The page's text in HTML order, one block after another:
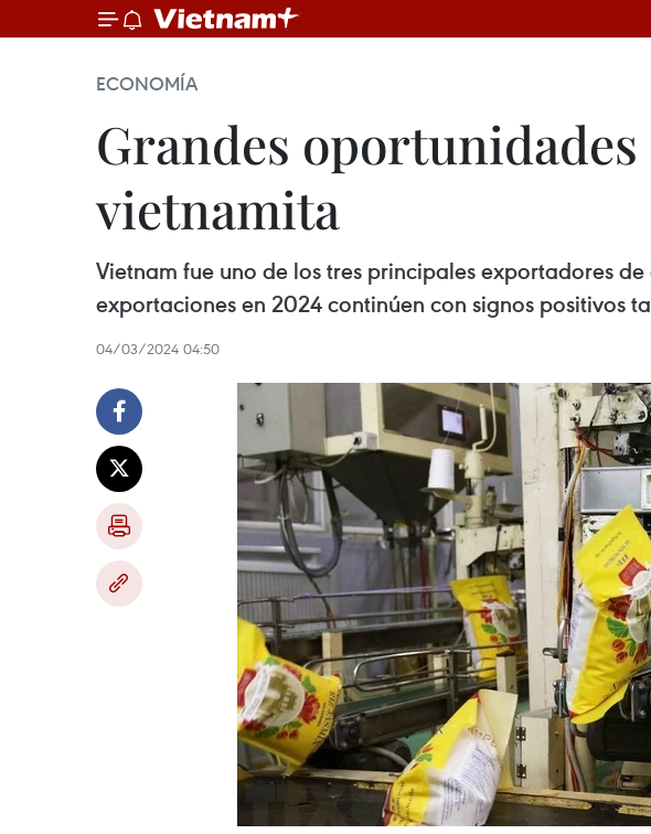
ECONOMÍA
Grandes
vietnamita
Vietnam fue uno de los tres principales exportadores
exportaciones en 2024 continúen con signos positivos
04/03/2024 04:50